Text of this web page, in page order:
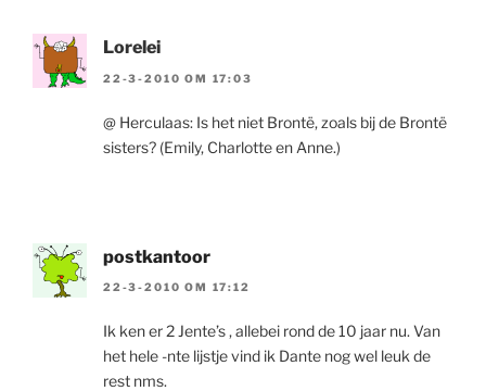
Lorelei
22-3-2010 OM 17:03
@ Herculaas: Is het niet Brontë, zoals bij de Brontë
sisters? (Emily, Charlotte en Anne.)
postkantoor
22-3-2010 OM 17:12
Ik ken er 2 Jente’s , allebei rond de 10 jaar nu. Van
het hele -nte lijstje vind ik Dante nog wel leuk de
rest nms.